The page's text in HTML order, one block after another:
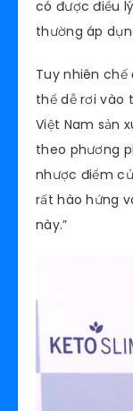
có được điều
thường áp
Tuy nhiên
thể dễ rơi vào
Việt Nam sản
theo phương
nhược điểm
rất hào hứng
này.”